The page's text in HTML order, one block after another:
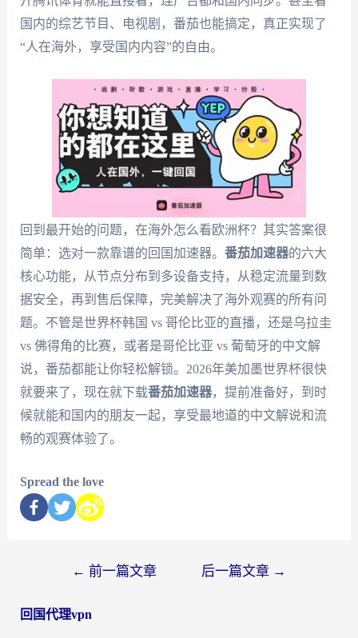
国内的综艺节目、电视剧，番茄也能搞定，真正实现了
“人在海外，享受国内内容”的自由。
回到最开始的问题，在海外怎么看欧洲杯？其实答案很
简单：选对一款靠谱的回国加速器。 番茄加速器的六大
核心功能，从节点分布到多设备支持，从稳定流量到数
据安全，再到售后保障，完美解决了海外观赛的所有问
题。不管是世界杯韩国 vs 哥伦比亚的直播，还是乌拉圭
vs 佛得角的比赛，或者是哥伦比亚 vs 葡萄牙的中文解
说，番茄都能让你轻松解锁。2026年美加墨世界杯很快
就要来了，现在就下载番茄加速器，提前准备好，到时
候就能和国内的朋友一起，享受最地道的中文解说和流
畅的观赛体验了。
Spread the love
← 前一篇文章 后一篇文章 →
回国代理vpn